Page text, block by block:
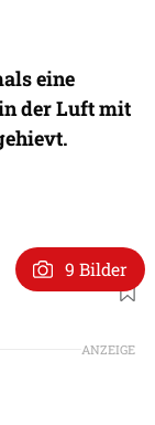
eine
der Luft mit
Foto: DARPA
9 Bilder
ANZEIGE